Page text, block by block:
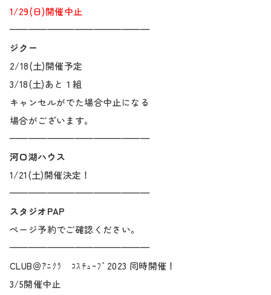
1/29(日)開催中止
———————————————
ジクー
2/18(土)開催予定
3/18(土)あと１組
キャンセルがでた場合中止になる
場合がございます。
———————————————
河口湖ハウス
1/21(土)開催決定！
———————————————
スタジオPAP
ページ予約でご確認ください。
———————————————
CLUB＠ｱﾆｸﾗ ｺｽﾁｭｰﾌﾞ2023 同時開催！
3/5開催中止